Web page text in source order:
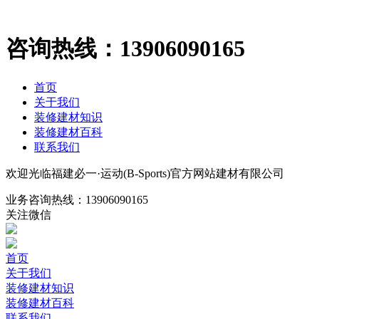
咨询热线： 13906090165
首页
关于我们
装修建材知识
装修建材百科
联系我们
欢迎光临福建必一·运动(B-Sports)官方网站建材有限公司
业务咨询热线： 13906090165
关注微信
首页
关于我们
装修建材知识
装修建材百科